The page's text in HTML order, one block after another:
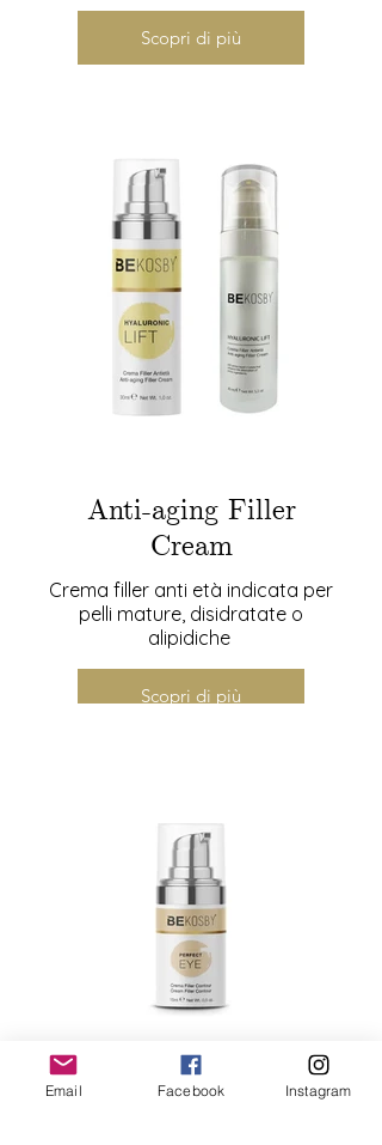
Scopri di più
Anti-aging Filler
Cream
Crema filler anti età indicata per
pelli mature, disidratate o
alipidiche
Scopri di più
Email Facebook Instagram